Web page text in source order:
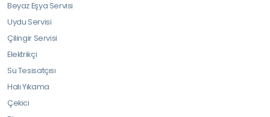
Beyaz Eşya Servisi
Uydu Servisi
Çilingir Servisi
Elektrikçi
Su Tesisatçısı
Halı Yıkama
Çekici